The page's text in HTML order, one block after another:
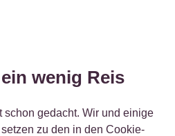
per E-Mail
wenig Reis
schon gedacht. Wir und einige
zu den in den Cookie-